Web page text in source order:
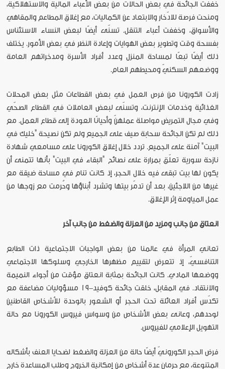
خففت الجائحة في بعض الحالات من بعض الأعباء المالية والاستهلاكية،
ومنحت فرصة للادّخار والابتعاد عن الكماليات، مع إغلاق المطاعم والمقاهي
والأسواق، وخففت أعباء التنقل. تسنّى أيضًا لبعض النساء الاستئناس
بفسحة وقت وتطوير بعض الهوايات وإعادة النظر في بعض الأمور. يختلف
ذلك أيضًا تبعًا لمساحة المنزل وعدد أفراد الأسرة ومدخراتهم العامة
ووضعهم السكنيّ ومحيطهم العام.
زادت الكورونا من فرص العمل في بعض القطاعات مثل بعض المحلات
الغذائية وخدمات الإنترنت، وتسنّى لبعض العاملات في القطاع الصحّي
وفي مجال التمريض مواصلة عملهنّ وأحيانًا العودة إلى قطاع العمل. مع
ذلك لم تكن الجائحة سحابة صيف على الجميع ولم تكن نصيحة "خليك في
البيت" آمنة على الجميع. تردد خلال إغلاق الكورونا على مسامعي شهادة
نازحة سورية تعلّق بمرارة على نصائح "البقاء في البيت" بأنها تتمنى أن
يكون لها بيت تبقى فيه خلال الحجر، إذ كانت تنام في مساحة ضيقة مع
غيرها من اللاجئين، بعد أن تدمّر بيتها وتشرد أبناؤها وحُرمت مع زوجها من
عمل المياومة إثر الإغلاق.
انعتاق من جانب ومزيد من العزلة والضغط من جانب آخر
تعاني المرأة في عالمنا من بعض الواجبات الاجتماعية ذات الطابع
التنافسيّ، إذ تتعرض لتقييم مظهرها الخارجي وسلوكها الاجتماعي
ووضعها المادي. كانت الجائحة بمثابة انعتاق مؤقت من أجواء النميمة
والانتقاد. في المقابل، خلقت جائحة كوفيد-19 مسؤوليات مضاعفة مع
تكدّس أفراد العائلة تحت الحجر أو الشعور بالوحدة للأشخاص القاطنين
لوحدهم، وعانى بعض الأشخاص من وسواس فيروس الكورونا مع حالة
التهويل الإعلامي للفيروس.
فرض الحجر الكورونيّ أيضًا حالة من العزلة والضغط لضحايا العنف بأشكاله
المتنوعة، مع حرمان عدة أشخاص من إمكانية الخروج وطلب المساعدة خارج